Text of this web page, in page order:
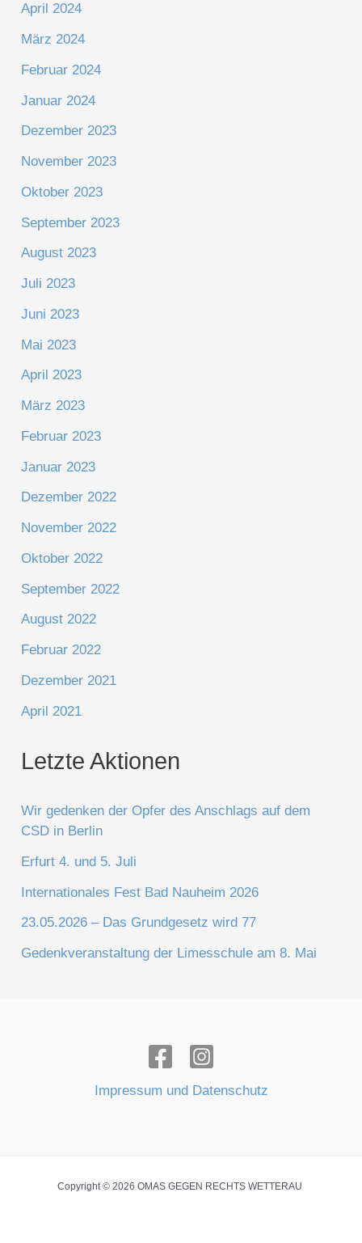
April 2024
März 2024
Februar 2024
Januar 2024
Dezember 2023
November 2023
Oktober 2023
September 2023
August 2023
Juli 2023
Juni 2023
Mai 2023
April 2023
März 2023
Februar 2023
Januar 2023
Dezember 2022
November 2022
Oktober 2022
September 2022
August 2022
Februar 2022
Dezember 2021
April 2021
Letzte Aktionen
Wir gedenken der Opfer des Anschlags auf dem
CSD in Berlin
Erfurt 4. und 5. Juli
Internationales Fest Bad Nauheim 2026
23.05.2026 – Das Grundgesetz wird 77
Gedenkveranstaltung der Limesschule am 8. Mai
Impressum und Datenschutz
Copyright © 2026 OMAS GEGEN RECHTS WETTERAU